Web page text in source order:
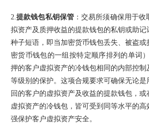
2.提款钱包私钥保管：交易所须确保用于收
拟资产及质押收益的提款钱包的私钥或助
种子短语，即当加密货币钱包丢失、被盗或
密货币钱包的一组按特定顺序排列的单词
押的客户虚拟资产的冷钱包相同的内部控制
等级别的保护。这项合规要求可确保无论是
回的客户的虚拟资产及收益的提款钱包，
虚拟资产的冷钱包，皆可受到同等水平的
强保护客户虚拟资产安全。